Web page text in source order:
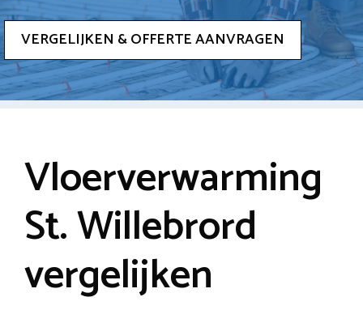
VERGELIJKEN & OFFERTE AANVRAGEN
Vloerverwarming
St. Willebrord
vergelijken